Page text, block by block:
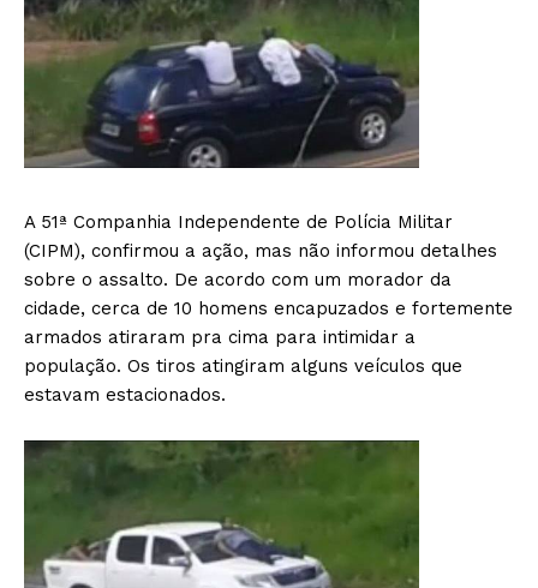
A 51ª Companhia Independente de Polícia Militar
(CIPM), confirmou a ação, mas não informou detalhes
sobre o assalto. De acordo com um morador da
cidade, cerca de 10 homens encapuzados e fortemente
armados atiraram pra cima para intimidar a
população. Os tiros atingiram alguns veículos que
estavam estacionados.